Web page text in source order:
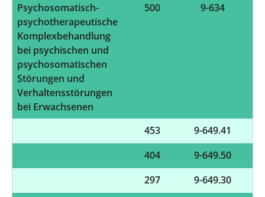
Psychosomatisch-
psychotherapeutische
Komplexbehandlung
bei psychischen und
psychosomatischen
Störungen und
Verhaltensstörungen
bei Erwachsenen
500 9-634
453
9-649.41
404
9-649.50
297
9-649.30